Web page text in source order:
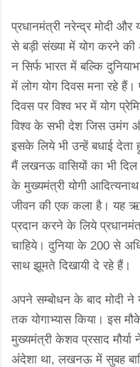
प्रधानमंत्री नरेन्द्र मोदी और
से बड़ी संख्या में योग करने की
न सिर्फ भारत में बल्कि
में लोग योग दिवस मना रहे हैं।
दिवस पर विश्व भर में योग
विश्व के सभी देश जिस उमंग
इसके लिये भी उन्हें बधाई देता
मैं लखनऊ वासियों का भी
के मुख्यमंत्री योगी
जीवन की एक कला है। यह
प्रदान करने के लिये
चाहिये। दुनिया के 200 से
साथ झूमते दिखायी दे रहे हैं।
अपने सम्बोधन के बाद मोदी
तक योगाभ्यास किया। इस
मुख्यमंत्री केशव प्रसाद मौर्या
अंदेशा था, लखनऊ में सुबह